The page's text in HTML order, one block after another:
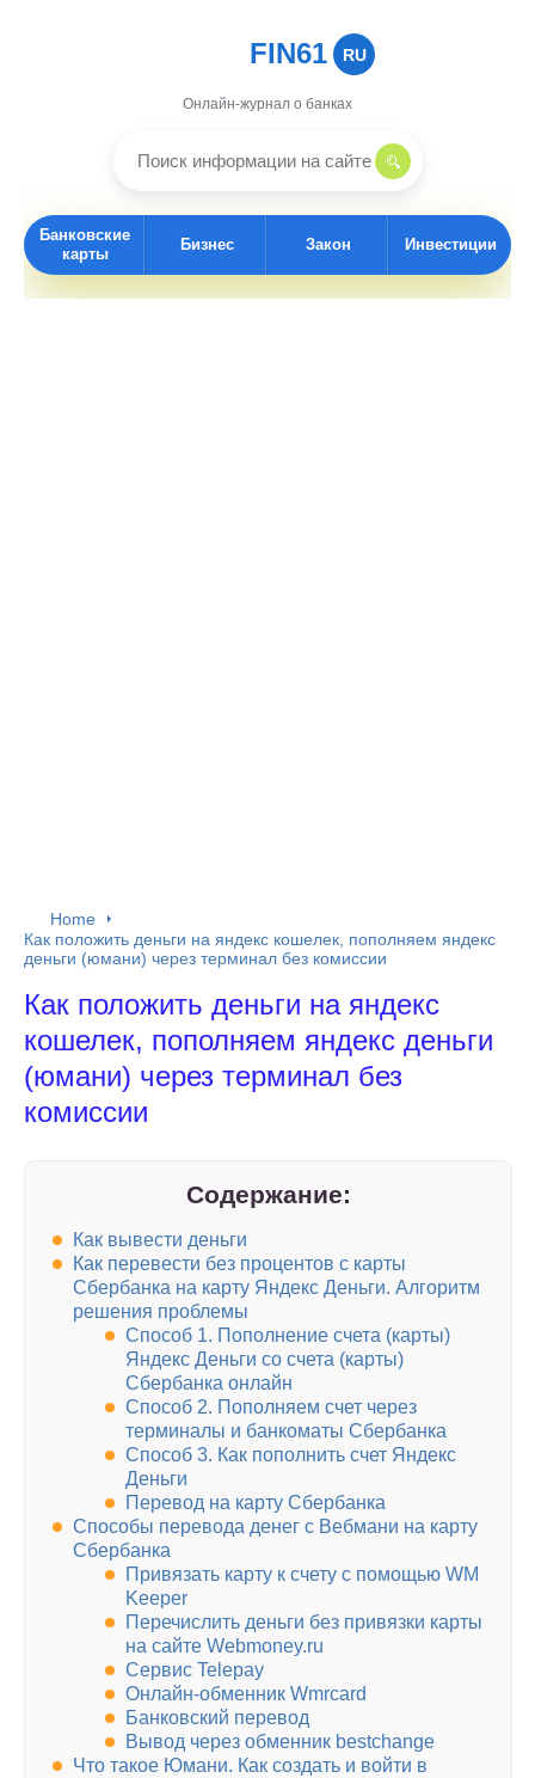
FIN61 RU
Онлайн-журнал о банках
Банковские
карты
Бизнес Закон Инвестиции
Home
Как положить деньги на яндекс кошелек, пополняем яндекс
деньги (юмани) через терминал без комиссии
Как положить деньги на яндекс
кошелек, пополняем яндекс деньги
(юмани) через терминал без
комиссии
Содержание:
Как вывести деньги
Как перевести без процентов с карты
Сбербанка на карту Яндекс Деньги. Алгоритм
решения проблемы
Способ 1. Пополнение счета (карты)
Яндекс Деньги со счета (карты)
Сбербанка онлайн
Способ 2. Пополняем счет через
терминалы и банкоматы Сбербанка
Способ 3. Как пополнить счет Яндекс
Деньги
Перевод на карту Сбербанка
Способы перевода денег с Вебмани на карту
Сбербанка
Привязать карту к счету с помощью WM
Keeper
Перечислить деньги без привязки карты
на сайте Webmoney.ru
Сервис Telepay
Онлайн-обменник Wmrcard
Банковский перевод
Вывод через обменник bestchange
Что такое Юмани. Как создать и войти в